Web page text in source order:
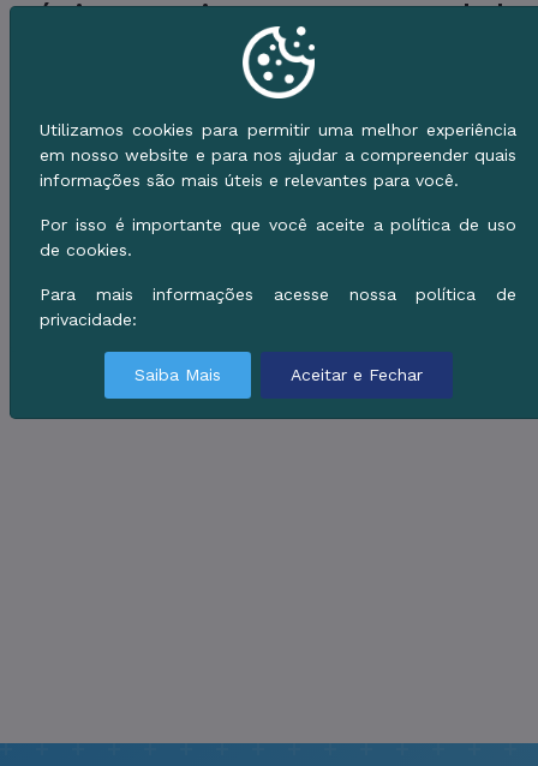
Página Inexistente no Portal da
Prefeitura.
Verifique a URL ou vá para o Início e use o
Menu de Serviços.
Utilizamos cookies para permitir uma melhor experiência
em nosso website e para nos ajudar a compreender quais
informações são mais úteis e relevantes para você.
Por isso é importante que você aceite a política de uso
de cookies.
Para mais informações acesse nossa política de
privacidade:
Saiba Mais Aceitar e Fechar